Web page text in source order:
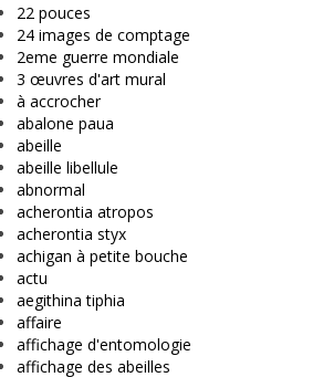
22 pouces
24 images de comptage
2eme guerre mondiale
3 œuvres d'art mural
à accrocher
abalone paua
abeille
abeille libellule
abnormal
acherontia atropos
acherontia styx
achigan à petite bouche
actu
aegithina tiphia
affaire
affichage d'entomologie
affichage des abeilles